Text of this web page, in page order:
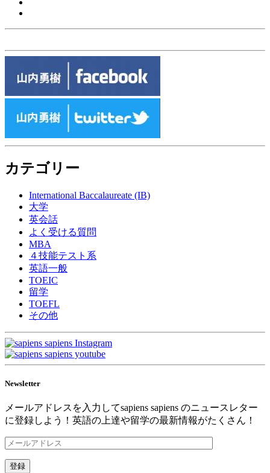
カテゴリー
International Baccalaureate (IB)
大学
英会話
よく受ける質問
MBA
４技能テスト系
英語一般
TOEIC
留学
TOEFL
その他
Newsletter
メールアドレスを入力してsapiens sapiens のニュースレター
に登録しよう！英語の上達や留学の最新情報がたくさん！